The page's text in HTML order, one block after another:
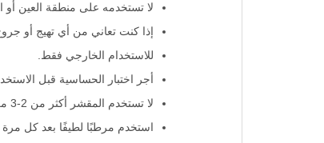
لا تستخدمه على منطقة العين أو
إذا كنت تعاني من أي تهيج أو
للاستخدام الخارجي فقط.
أجر اختبار الحساسية قبل
لا تستخدم المقشر أكثر من 2-3 مرات في الأسبوع.
استخدم مرطبًا لطيفًا بعد كل مرة